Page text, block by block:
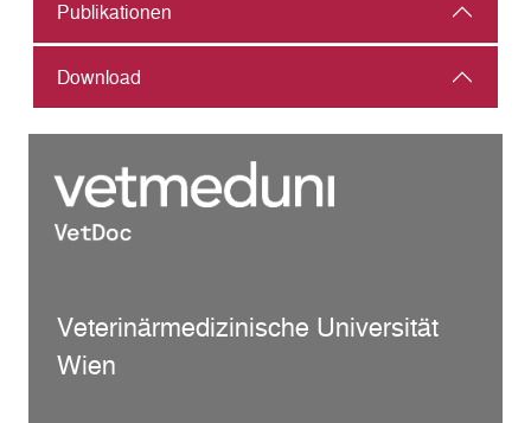
Publikationen
Download
Veterinärmedizinische Universität
Wien